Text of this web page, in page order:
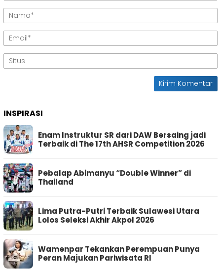
INSPIRASI
Enam Instruktur SR dari DAW Bersaing jadi
Terbaik di The 17th AHSR Competition 2026
Pebalap Abimanyu “Double Winner” di
Thailand
Lima Putra-Putri Terbaik Sulawesi Utara
Lolos Seleksi Akhir Akpol 2026
Wamenpar Tekankan Perempuan Punya
Peran Majukan Pariwisata RI